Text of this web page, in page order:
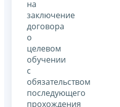
на
заключение
договора
о
целевом
обучении
с
обязательством
последующего
прохождения